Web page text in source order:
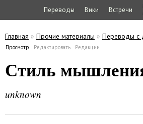
Переводы Вики Встречи
Вы здесь
Главная » Прочие материалы » Переводы с
Просмотр (активная вкладка)
Редактировать Редакции
Стиль
unknown